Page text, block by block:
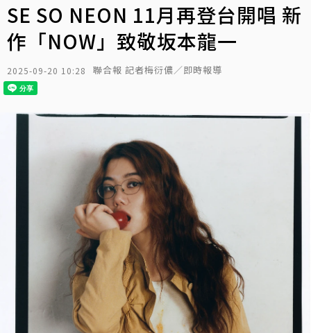
SE SO NEON 11月再登台開唱 新
作「NOW」致敬坂本龍一
2025-09-20 10:28 聯合報 記者梅衍儂／即時報導